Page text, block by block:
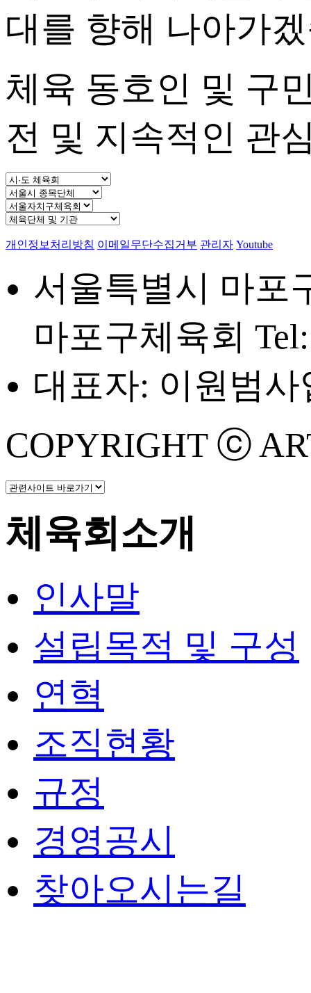
대를 향해 나아가
체육 동호인 및 구
전 및 지속적인 관
개인정보처리방침 이메일무단수집거부 관리자 Youtube
서울특별시 마포
마포구체육회
대표자: 이원범사
COPYRIGHT ⓒ
체육회소개
인사말
설립목적 및 구성
연혁
조직현황
규정
경영공시
찾아오시는길